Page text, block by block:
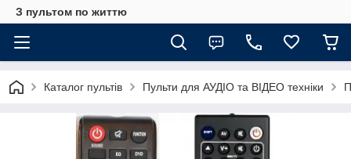
З пультом по життю
Каталог пультів Пульти для АУДІО та ВІДЕО техніки